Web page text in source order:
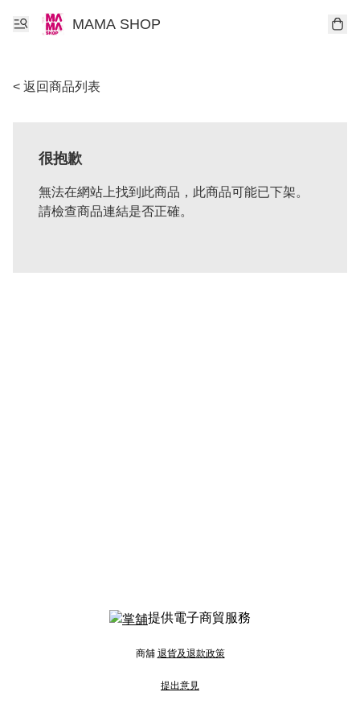
MAMA SHOP
< 返回商品列表
很抱歉
無法在網站上找到此商品，此商品可能已下架。
請檢查商品連結是否正確。
提供電子商貿服務
商舖 退貨及退款政策
提出意見